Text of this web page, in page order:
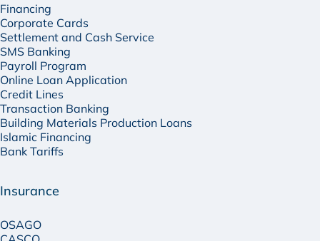
Financing
Corporate Cards
Settlement and Cash Service
SMS Banking
Payroll Program
Online Loan Application
Credit Lines
Transaction Banking
Building Materials Production Loans
Islamic Financing
Bank Tariffs
Insurance
OSAGO